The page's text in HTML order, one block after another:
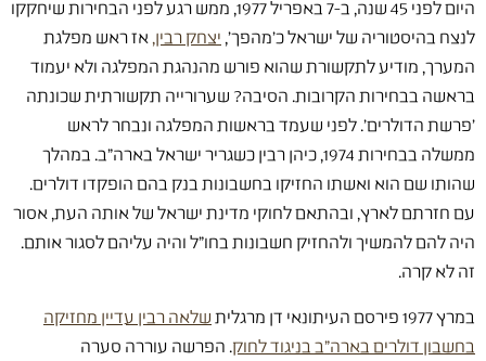
היום לפני 45 שנה, ב-7 באפריל 1977, ממש רגע לפני הבחירות שיחקקו
לנצח בהיסטוריה של ישראל כ'מהפך', יצחק רבין,אז ראש מפלגת
המערך, מודיע לתקשורת שהוא פורש מהנהגת המפלגה ולא יעמוד
בראשה בבחירות הקרובות. הסיבה? שערורייה תקשורתית שכונתה
'פרשת הדולרים'. לפני שעמד בראשות המפלגה ונבחר לראש
ממשלה בבחירות 1974, כיהן רבין כשגריר ישראל בארה"ב. במהלך
שהותו שם הוא ואשתו החזיקו בחשבונות בנק בהם הופקדו דולרים.
עם חזרתם לארץ, ובהתאם לחוקי מדינת ישראל של אותה העת, אסור
היה להם להמשיך ולהחזיק חשבונות בחו"ל והיה עליהם לסגור אותם.
זה לא קרה.
במרץ 1977 פירסם העיתונאי דן מרגלית
שלאה רבין עדיין מחזיקה
בחשבון דולרים בארה"ב בניגוד לחוק. הפרשה עוררה סערה